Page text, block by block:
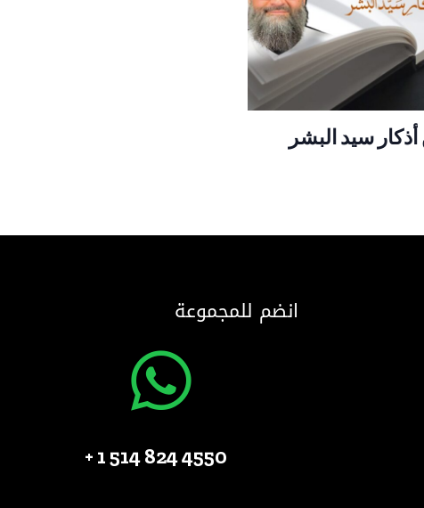
انضم للمجموعة
4550 824 514 1 +